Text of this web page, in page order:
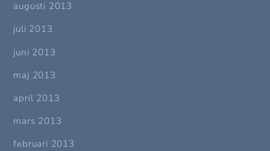
augusti 2013
juli 2013
juni 2013
maj 2013
april 2013
mars 2013
februari 2013